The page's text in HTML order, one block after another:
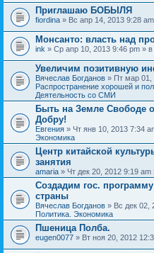
я
т
е
м
а
с
о
д
е
р
ж
и
т
о
п
р
о
с
.
о
ж
е
н
и
я
Приглашаю БОБЫЛЯ
fiordina » Вс апр 14, 2013 9:28
Монсанто: власть над
ink » Ср апр 10, 2013 9:46 pm »
Увеличим позитивную
Вячеслав Богданов » Пт мар 01,
Распространение хорошей и
Деятельность со СМИ
Быть на Земле Свободе
Добру!
Евгения » Чт янв 10, 2013 7:34
Экономика
Центр китайской
занятия
amaria » Чт дек 20, 2012 9:19
Создадим гос.
страны
Вячеслав Богданов » Вс дек 02,
Политика. Экономика
Пшеница Полба.
eugen0077 » Вт ноя 20, 2012